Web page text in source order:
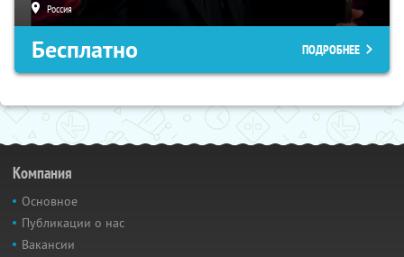
Россия
Бесплатно ПОДРОБНЕЕ
Компания
Основное
Публикации о нас
Вакансии